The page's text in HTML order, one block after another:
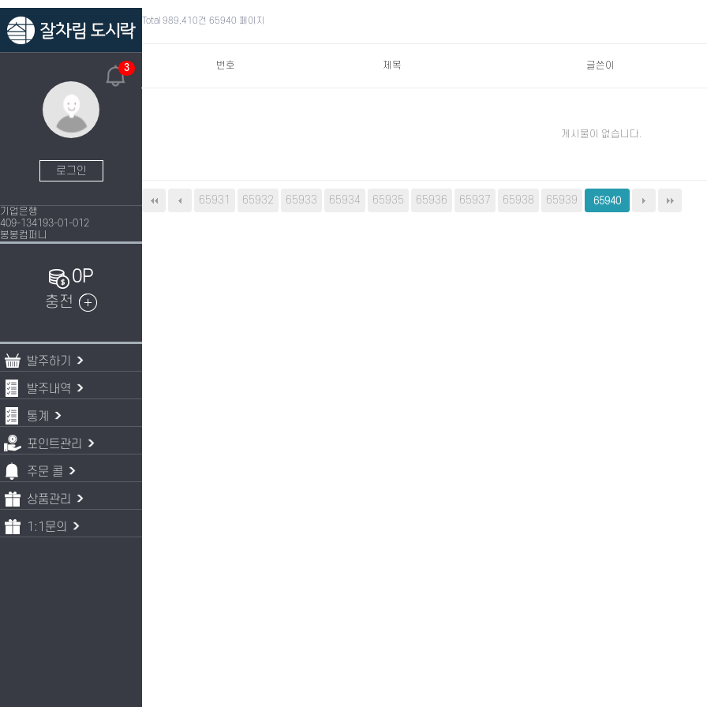
3
로그인
기업은행
409-134193-01-012
봉봉컴퍼니
0P
충전
발주하기
발주내역
통계
포인트관리
주문 콜
상품관리
1:1문의
Total 989,410건 65940 페이지
번호 제목 글쓴이
게시물이 없습니다.
65931 65932 65933 65934 65935 65936 65937 65938 65939 65940
다음 맨끝